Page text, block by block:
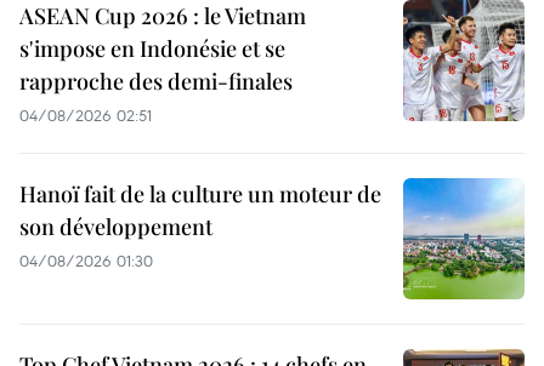
ASEAN Cup 2026 : le Vietnam
s'impose en Indonésie et se
rapproche des demi-finales
04/08/2026 02:51
Hanoï fait de la culture un moteur de
son développement
04/08/2026 01:30